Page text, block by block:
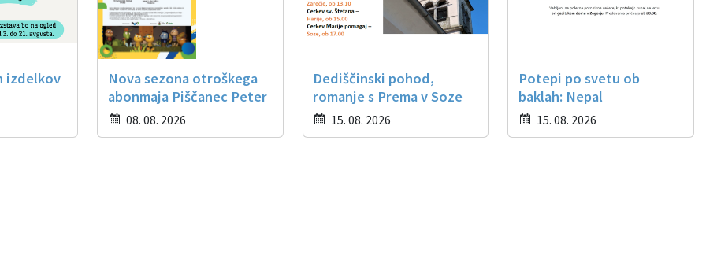
izdelkov
Nova sezona otroškega
abonmaja Piščanec Peter
08. 08. 2026
Dediščinski pohod,
romanje s Prema v Soze
15. 08. 2026
Potepi po svetu ob
baklah: Nepal
15. 08. 2026